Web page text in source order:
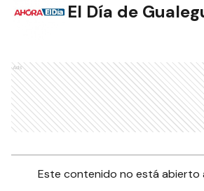
El Día de
Ads
Este contenido no está abierto